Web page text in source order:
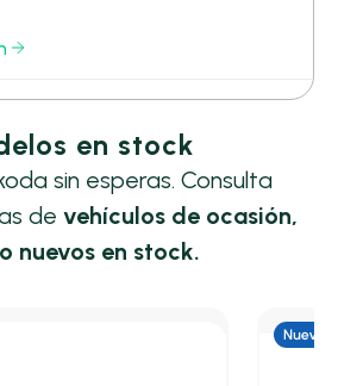
en stock
sin esperas. Consulta
de vehículos de ocasión,
nuevos en stock.